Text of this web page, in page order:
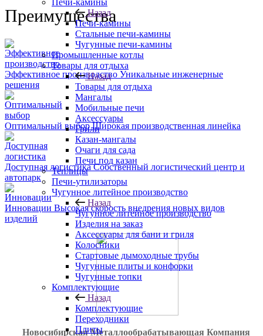
Печи-камины
Назад
Печи-камины
Стальные печи-камины
Чугунные печи-камины
Промышленные котлы
Товары для отдыха
Назад
Товары для отдыха
Мангалы
Мобильные печи
Аксессуары
Грили
Казан-мангалы
Очаги для сада
Печи под казан
Теплицы
Печи-утилизаторы
Чугунное литейное производство
Назад
Чугунное литейное производство
Изделия на заказ
Аксессуары для бани и гриля
Колосники
Стартовые дымоходные трубы
Чугунные плиты и конфорки
Чугунные топки
Комплектующие
Назад
Комплектующие
Переходники
Плиты
Преимущества
Эффективное производство Уникальные инженерные
решения
Оптимальный выбор Широкая производственная линейка
Доступная логистика Собственный логистический центр и
автопарк
Инновации Высокая скорость внедрения новых видов
изделий
Новосибирская Металлообрабатывающая Компания